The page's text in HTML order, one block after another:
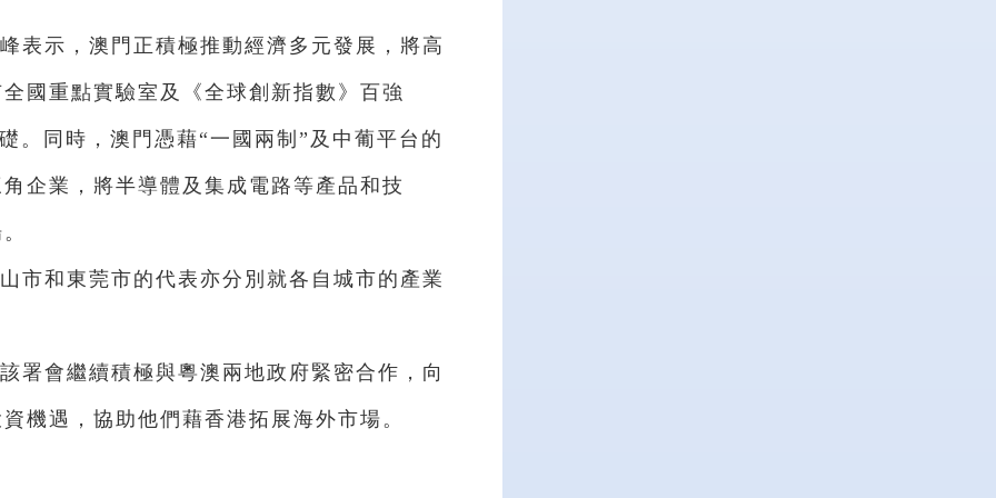
表示，澳門正積極推動經濟多元發展，將高
國重點實驗室及《全球創新指數》百強
。同時，澳門憑藉“一國兩制”及中葡平台的
企業，將半導體及集成電路等產品和技
市和東莞市的代表亦分別就各自城市的產業
署會繼續積極與粵澳兩地政府緊密合作，向
機遇，協助他們藉香港拓展海外市場。